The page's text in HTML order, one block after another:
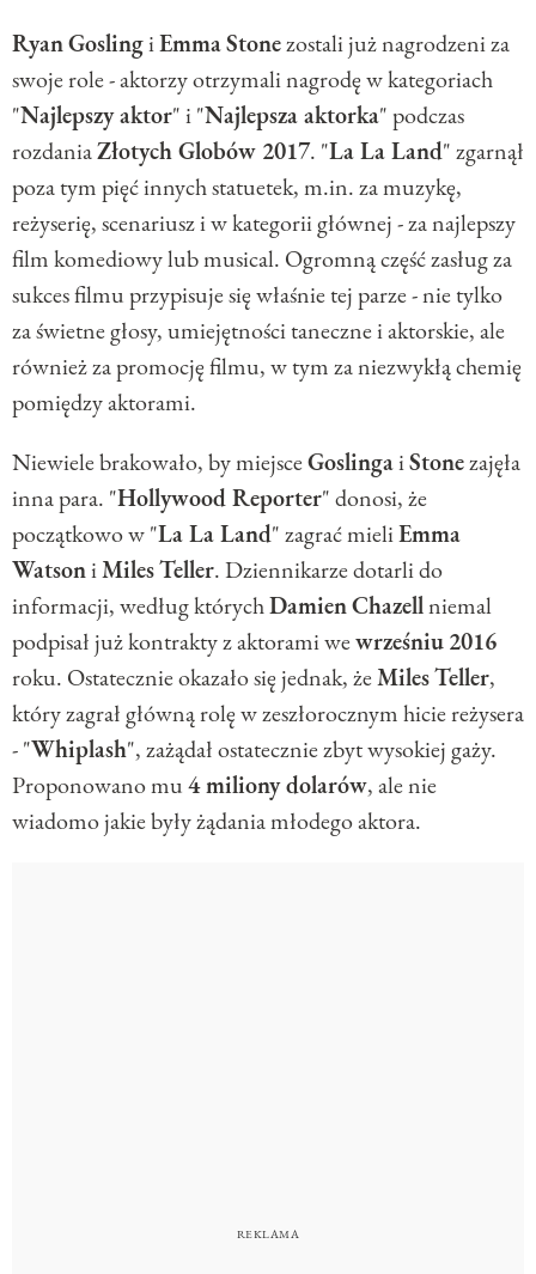
RyanGoslingiEmmaStonezostali już nagrodzeni za
swoje role - aktorzy otrzymali nagrodę w kategoriach
"Najlepszy aktor" i "Najlepsza aktorka" podczas
rozdaniaZłotych Globów 2017. "La La Land" zgarnął
poza tym pięć innych statuetek, m.in. za muzykę,
reżyserię, scenariusz i w kategorii głównej - za najlepszy
film komediowy lub musical. Ogromną część zasług za
sukces filmu przypisuje się właśnie tej parze - nie tylko
za świetne głosy, umiejętności taneczne i aktorskie, ale
również za promocję filmu, w tym za niezwykłą chemię
pomiędzy aktorami.
Niewiele brakowało, by miejsceGoslingaiStonezajęła
inna para. "Hollywood Reporter" donosi, że
początkowo w "La La Land" zagrać mieliEmma
WatsoniMilesTeller. Dziennikarze dotarli do
informacji, według którychDamienChazellniemal
podpisał już kontrakty z aktorami wewrześniu2016
roku. Ostatecznie okazało się jednak, żeMilesTeller,
który zagrał główną rolę w zeszłorocznym hicie reżysera
- "Whiplash", zażądał ostatecznie zbyt wysokiej gaży.
Proponowano mu4 miliony dolarów, ale nie
wiadomo jakie były żądania młodego aktora.